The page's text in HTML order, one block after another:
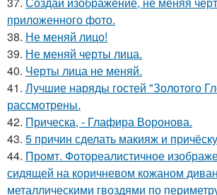
приложенного фото.
38. Не меняй лицо!
39. Не меняй черты лица.
40. Черты лица не меняй.
41. Лучшие наряды гостей "Золотого
рассмотрены.
42. Прическа, - Глафира Воронова.
43. 5 причин сделать макияж и
44. Промт. Фотореалистичное
сидящей на коричневом кожаном
металлическими гвоздями по